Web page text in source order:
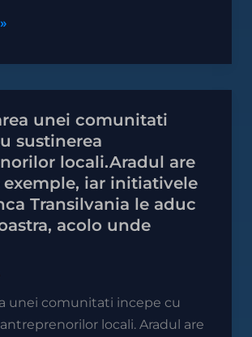
unei comunitati
sustinerea
locali.Aradul are
exemple, iar initiativele
Transilvania le aduc
acolo unde
unei comunitati incepe cu
locali. Aradul are